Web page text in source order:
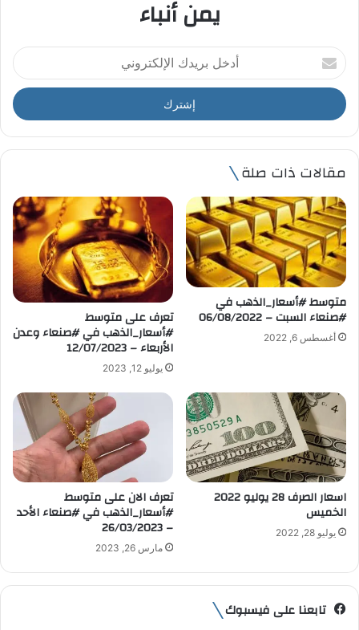
يمن أنباء
أ
د
خ
ل
ر
د
ا
ل
إ
ل
ك
ر
و
ن
مقالات ذات صلة
متوسط #أسعار_الذهب في
#صنعاء السبت – 06/08/2022
أغسطس 6, 2022
تعرف على متوسط
#أسعار_الذهب في #صنعاء وعدن
الأربعاء – 12/07/2023
يوليو 12, 2023
اسعار الصرف 28 يوليو 2022
الخميس
يوليو 28, 2022
تعرف الان على متوسط
#أسعار_الذهب في #صنعاء الأحد
– 26/03/2023
مارس 26, 2023
تابعنا على فيسبوك